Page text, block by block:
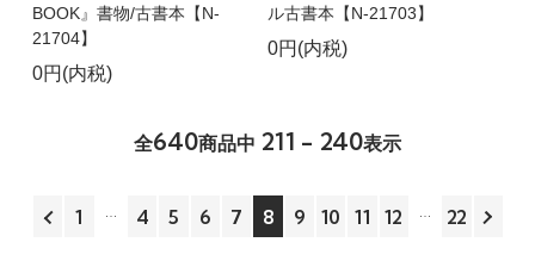
BOOK』書物/古書本【N-
21704】
0円(内税)
ル古書本【N-21703】
0円(内税)
全640商品中 211 - 240表示
1 4 5 6 7 8 9 10 11 12 22